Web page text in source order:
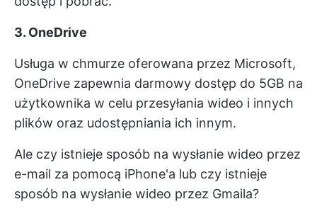
3. OneDrive
Usługa w chmurze oferowana przez Microsoft,
OneDrive zapewnia darmowy dostęp do 5GB na
użytkownika w celu przesyłania wideo i innych
plików oraz udostępniania ich innym.
Ale czy istnieje sposób na wysłanie wideo przez
e-mail za pomocą iPhone'a lub czy istnieje
sposób na wysłanie wideo przez Gmaila?